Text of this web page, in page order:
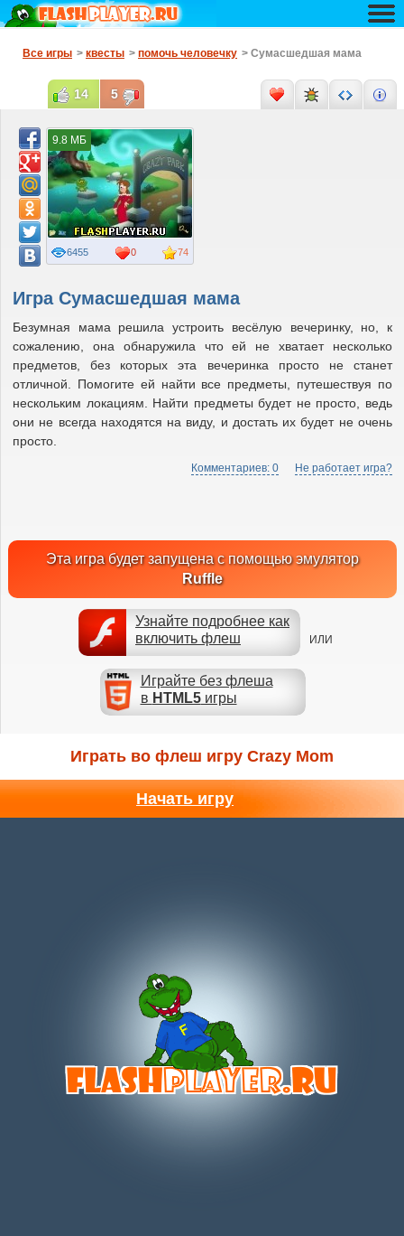
Все игры > квесты > помочь человечку > Сумасшедшая мама
Игра Сумасшедшая мама
Безумная мама решила устроить весёлую вечеринку, но, к
сожалению, она обнаружила что ей не хватает несколько
предметов, без которых эта вечеринка просто не станет
отличной. Помогите ей найти все предметы, путешествуя по
нескольким локациям. Найти предметы будет не просто, ведь
они не всегда находятся на виду, и достать их будет не очень
просто.
Комментариев: 0 Не работает игра?
Эта игра будет запущена с помощью эмулятор
Ruffle
Узнайте подробнее как
включить флеш
ИЛИ
Играйте без флеша
в HTML5игры
74
6455 0
9.8 МБ
14 5
Играть во флеш игру Crazy Mom
Начать игру